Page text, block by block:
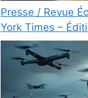
Presse / Revue
York Times –